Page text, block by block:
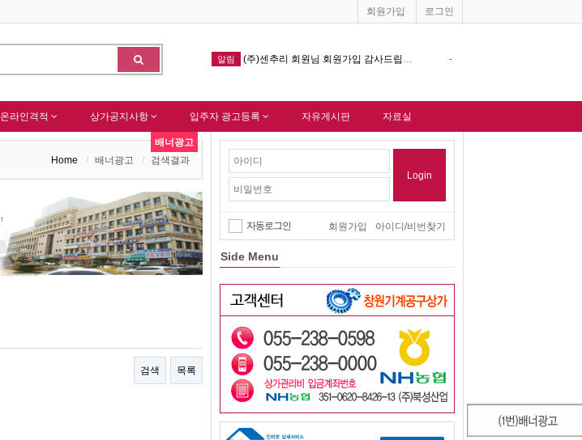
회원가입 로그인
(주)센추리 회원님 회원가입 감사드립니다. - 알림 창원기계공구상가 홈페이지 다음포털 싸이트 등록완료 !!!
온라인격적 상가공지사항 입주자 광고등록 자유게시판 자료실
Home 배너광고 검색결과
배너광고
검색 목록
Login
자동로그인 아이디/비번찾기
회원가입
Side Menu